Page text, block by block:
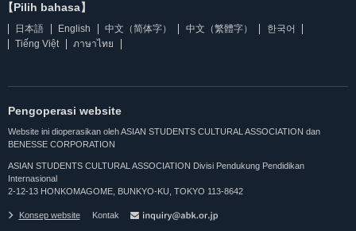
【Pilih bahasa】
日本語 English 中文（简体字） 中文（繁體字）
한국어
Tiếng Việt
ภาษาไทย
Pengoperasi website
Website ini dioperasikan oleh ASIAN STUDENTS CULTURAL ASSOCIATION dan
BENESSE CORPORATION
ASIAN STUDENTS CULTURAL ASSOCIATION Divisi Pendukung Pendidikan
Internasional
2-12-13 HONKOMAGOME, BUNKYO-KU, TOKYO 113-8642
Konsep website Kontak